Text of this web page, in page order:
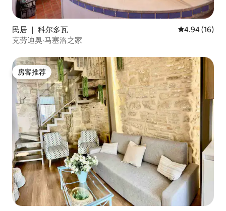
民居 ｜ 科尔多瓦 平均评分
4.94 (16)
克劳迪奥·马塞洛之家
房客推荐
房客推荐